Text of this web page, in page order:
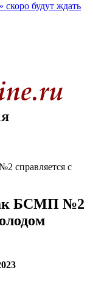
будут ждать
справляется с
БСМП №2